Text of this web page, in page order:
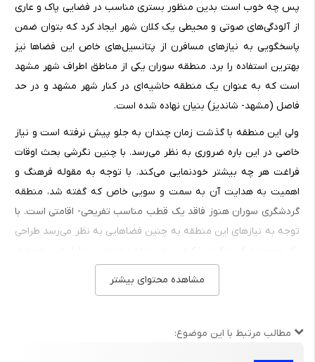
پس چه خوب است بدین منظور بستری مناسب در فضایی پاک و عاری
از آلودگی‌های صوتی و محیطی یک کلان شهر ایجاد کرد که بتوان ضمن
پاسخگویی به نیازهای مسافرن از پتانسیل‌های خاص این فضاها نیز
بهترین استفاده را برد. منطقه سوران یکی از مناطق اطراف شهر مشهد
است که به عنوان یک منطقه حاشیه‌ای در کنار شهر مشهد و در حد
فاصل (مشهد- شاندیز) بنیان نهاده شده است.
ولی این منطقه با گذشت زمان چندان به جلو پیش نرفته است و نیاز
خاصی در این باره ضروری به نظر می‌رسد. با چنین نگرشی بحث اوقات
فراغت هر چه بیشتر خودنمایی می‌کند. با توجه به مقوله فرهنگ و
اهمیت به هدایت آن به سمت و سویی خاص که گفته شد، منطقه
گردشگری سوران هنوز فاقد یک قطب مناسب تفریحی- اقامتی است. با
توجه به نیازهای این منطقه به چنین فضاهایی به نظر می‌رسد طراحی
مشاهده محتوای بیشتر
مطالب مرتبط با این موضوع: